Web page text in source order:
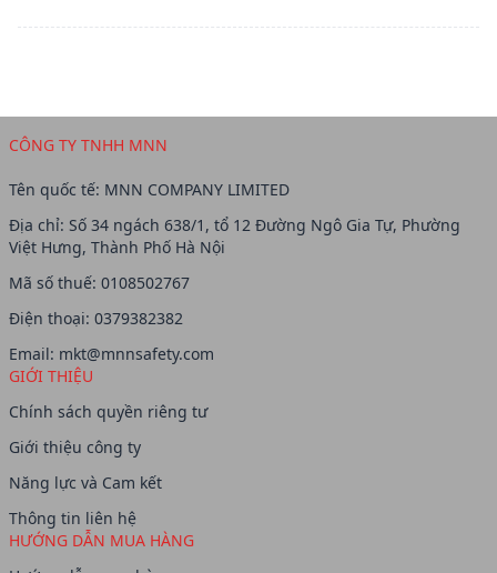
CÔNG TY TNHH MNN
Tên quốc tế: MNN COMPANY LIMITED
Địa chỉ: Số 34 ngách 638/1, tổ 12 Đường Ngô Gia Tự, Phường
Việt Hưng, Thành Phố Hà Nội
Mã số thuế: 0108502767
Điện thoại: 0379382382
Email: mkt@mnnsafety.com
GIỚI THIỆU
Chính sách quyền riêng tư
Giới thiệu công ty
Năng lực và Cam kết
Thông tin liên hệ
HƯỚNG DẪN MUA HÀNG